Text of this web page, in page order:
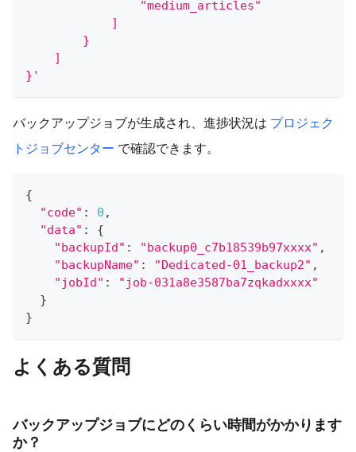
                "medium_articles"
            ]
        }
    ]
}'
バックアップジョブが生成され、進捗状況は プロジェク
トジョブセンター で確認できます。
{
"code" : 0 ,
"data" :
{
"backupId" : "backup0_c7b18539b97xxxx" ,
"backupName" : "Dedicated-01_backup2" ,
"jobId" :
"job-031a8e3587ba7zqkadxxxx"
}
}
よくある質問
バックアップジョブにどのくらい時間がかかります
か？